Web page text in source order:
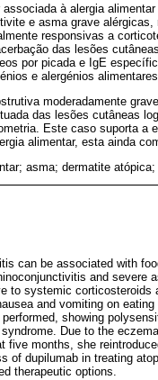
à alergia
e asma grave
responsivas a
das lesões
por picada e IgE
e alergénios alimentares.
moderadamente
das lesões cutâneas
Este caso suporta a
alimentar, esta ainda
asma; dermatite atópica;
can be associated with
and severe
to systemic
and vomiting on
showing
Due to the
five months, she
of dupilumab in treating
therapeutic options.